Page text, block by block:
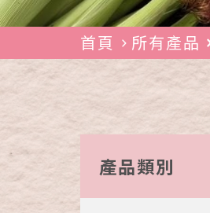
首頁 所有產品
產品類別